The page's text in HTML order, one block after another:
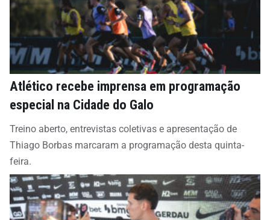
Atlético recebe imprensa em programação
especial na Cidade do Galo
Treino aberto, entrevistas coletivas e apresentação de
Thiago Borbas marcaram a programação desta quinta-
feira.